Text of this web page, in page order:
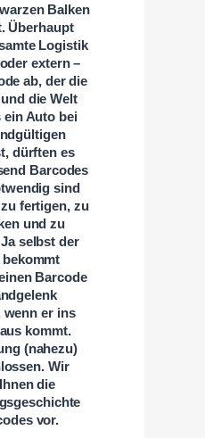
Balken
Überhaupt
Logistik
extern –
ab, der die
die Welt
Auto bei
dürften es
Barcodes
sind
fertigen, zu
und zu
selbst der
bekommt
Barcode
wenn er ins
kommt.
(nahezu)
Wir
die
vor.